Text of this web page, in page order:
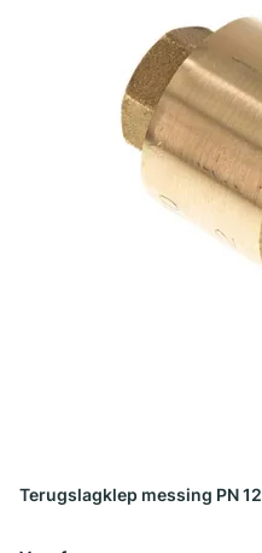
Terugslagklep messing PN 12